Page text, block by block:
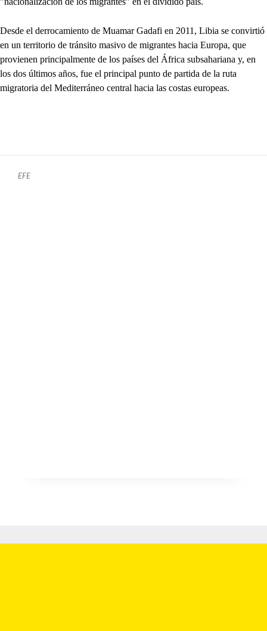
Desde el derrocamiento de Muamar Gadafi en 2011, Libia se convirtió
en un territorio de tránsito masivo de migrantes hacia Europa, que
provienen principalmente de los países del África subsahariana y, en
los dos últimos años, fue el principal punto de partida de la ruta
migratoria del Mediterráneo central hacia las costas europeas.
EFE